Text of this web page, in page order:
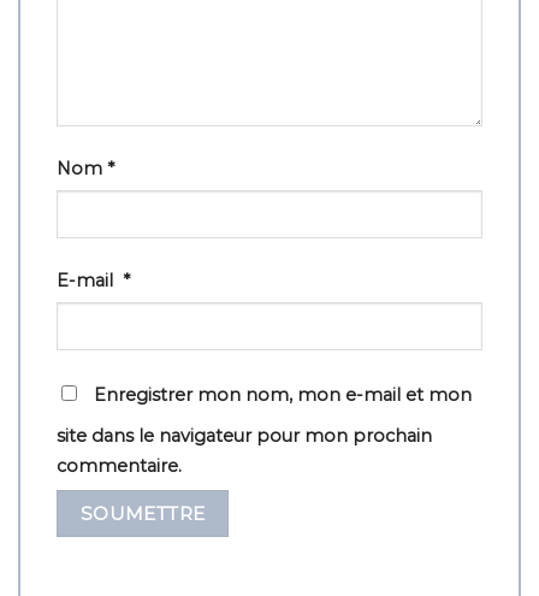
Nom *
E-mail *
Enregistrer mon nom, mon e-mail et mon
site dans le navigateur pour mon prochain
commentaire.